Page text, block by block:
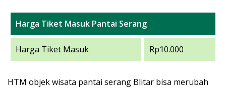
Harga Tiket Masuk Pantai Serang
Harga Tiket Masuk Rp10.000
HTM objek wisata pantai serang Blitar bisa merubah